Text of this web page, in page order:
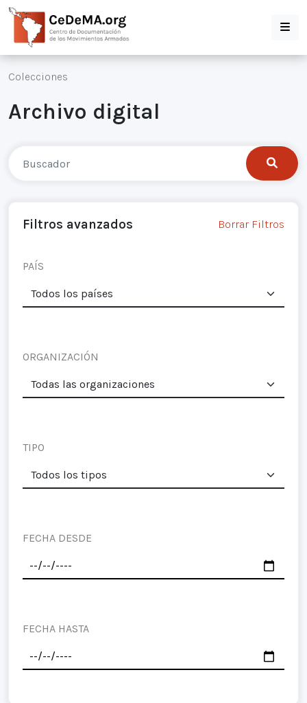
Colecciones
Archivo digital
Filtros avanzados Borrar Filtros
PAÍS
ORGANIZACIÓN
TIPO
FECHA DESDE
FECHA HASTA